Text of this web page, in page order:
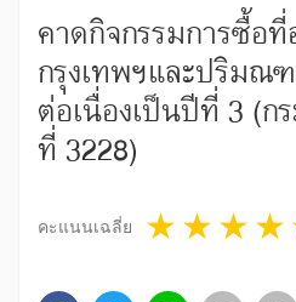
คาดกิจกรรมการซื้อ
กรุงเทพฯและปริมณ
ต่อเนื่องเป็นปีที่ 3 (
ที่ 3228)
คะแนนเฉลี่ย 3
2
1 star